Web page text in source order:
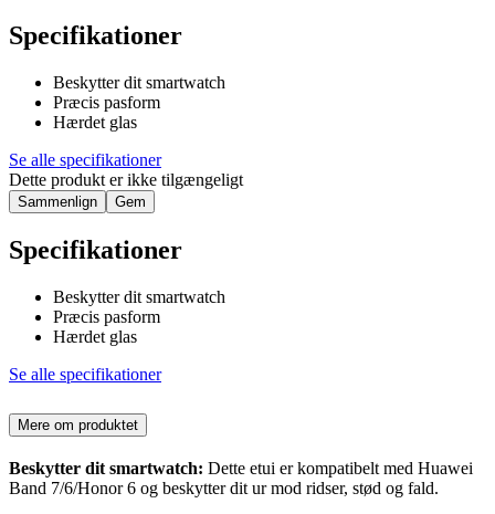
Specifikationer
Beskytter dit smartwatch
Præcis pasform
Hærdet glas
Se alle specifikationer
Dette produkt er ikke tilgængeligt
Sammenlign Gem
Specifikationer
Beskytter dit smartwatch
Præcis pasform
Hærdet glas
Se alle specifikationer
Mere om produktet
Beskytter dit smartwatch: Dette etui er kompatibelt med Huawei
Band 7/6/Honor 6 og beskytter dit ur mod ridser, stød og fald.